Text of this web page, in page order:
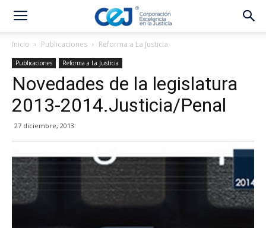
Inicio Publicaciones Reforma a La Justicia
Publicaciones Reforma a La Justicia
Novedades de la legislatura
2013-2014.Justicia/Penal
27 diciembre, 2013